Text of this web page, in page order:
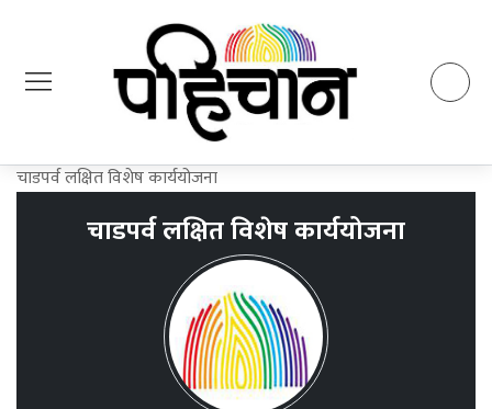
चाडपर्व लक्षित विशेष कार्ययोजना
चाडपर्व लक्षित विशेष कार्ययोजना